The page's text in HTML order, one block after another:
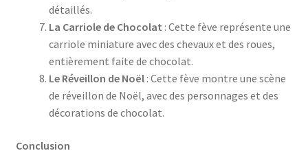
détaillés.
La Carriole de Chocolat : Cette fève représente une
carriole miniature avec des chevaux et des roues,
entièrement faite de chocolat.
Le Réveillon de Noël: Cette fève montre une scène
de réveillon de Noël, avec des personnages et des
décorations de chocolat.
Conclusion